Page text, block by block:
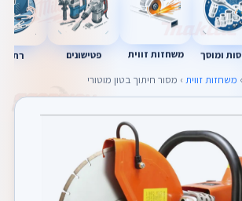
ומוסך משחזות זווית פטישונים
› משחזות זווית › מסור חיתוך בטון מוטורי